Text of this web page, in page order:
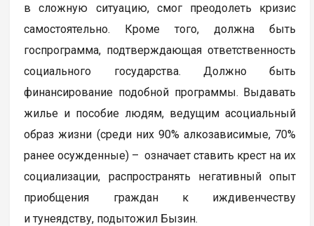
в сложную ситуацию, смог преодолеть кризис
самостоятельно. Кроме того, должна быть
госпрограмма, подтверждающая ответственность
социального государства. Должно быть
финансирование подобной программы. Выдавать
жилье и пособие людям, ведущим асоциальный
образ жизни (среди них 90% алкозависимые, 70%
ранее осужденные) – означает ставить крест на их
социализации, распространять негативный опыт
приобщения граждан к иждивенчеству
и тунеядству, подытожил Бызин.